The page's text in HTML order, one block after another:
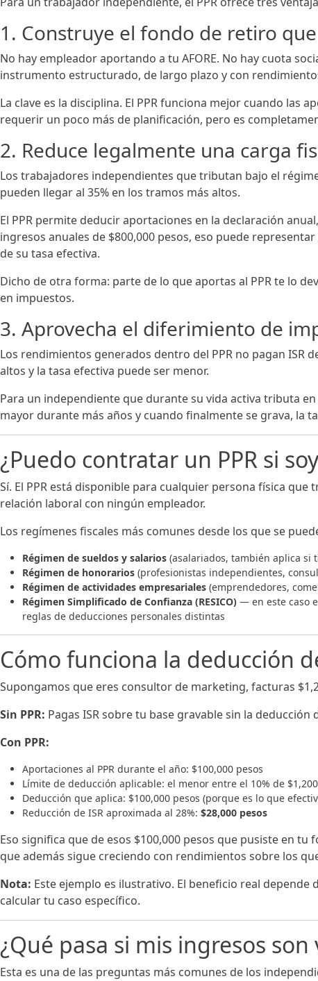
1. Construye el fondo de retiro
No hay empleador aportando a tu AFORE. No hay cuota
instrumento estructurado, de largo plazo y con
La clave es la disciplina. El PPR funciona mejor cuando las
requerir un poco más de planificación, pero es
2. Reduce legalmente una carga
Los trabajadores independientes que tributan bajo el
pueden llegar al 35% en los tramos más altos.
El PPR permite deducir aportaciones en la declaración
ingresos anuales de $800,000 pesos, eso puede
de su tasa efectiva.
Dicho de otra forma: parte de lo que aportas al PPR te lo
en impuestos.
3. Aprovecha el diferimiento de
Los rendimientos generados dentro del PPR no pagan
altos y la tasa efectiva puede ser menor.
Para un independiente que durante su vida activa tributa
mayor durante más años y cuando finalmente se grava, la
¿Puedo contratar un PPR si
Sí. El PPR está disponible para cualquier persona física
relación laboral con ningún empleador.
Los regímenes fiscales más comunes desde los que se
Régimen de sueldos y salarios (asalariados, también aplica si
Régimen de honorarios (profesionistas independientes,
Régimen de actividades empresariales (emprendedores,
Régimen Simplificado de Confianza (RESICO) — en este caso
reglas de deducciones personales distintas
Cómo funciona la deducción
Supongamos que eres consultor de marketing, facturas
Sin PPR: Pagas ISR sobre tu base gravable sin la deducción
Con PPR:
Aportaciones al PPR durante el año: $100,000 pesos
Límite de deducción aplicable: el menor entre el 10% de
Deducción que aplica: $100,000 pesos (porque es lo que
Reducción de ISR aproximada al 28%: $28,000 pesos
Eso significa que de esos $100,000 pesos que pusiste en tu
que además sigue creciendo con rendimientos sobre los
Nota: Este ejemplo es ilustrativo. El beneficio real
calcular tu caso específico.
¿Qué pasa si mis ingresos son
Esta es una de las preguntas más comunes de los